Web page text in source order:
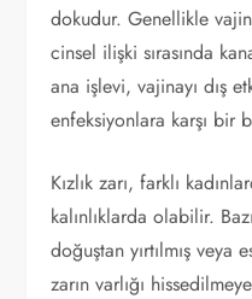
dokudur. Genellikle
cinsel ilişki sırasında
ana işlevi, vajinayı dış
enfeksiyonlara karşı bir
Kızlık zarı, farklı
kalınlıklarda olabilir.
doğuştan yırtılmış
zarın varlığı